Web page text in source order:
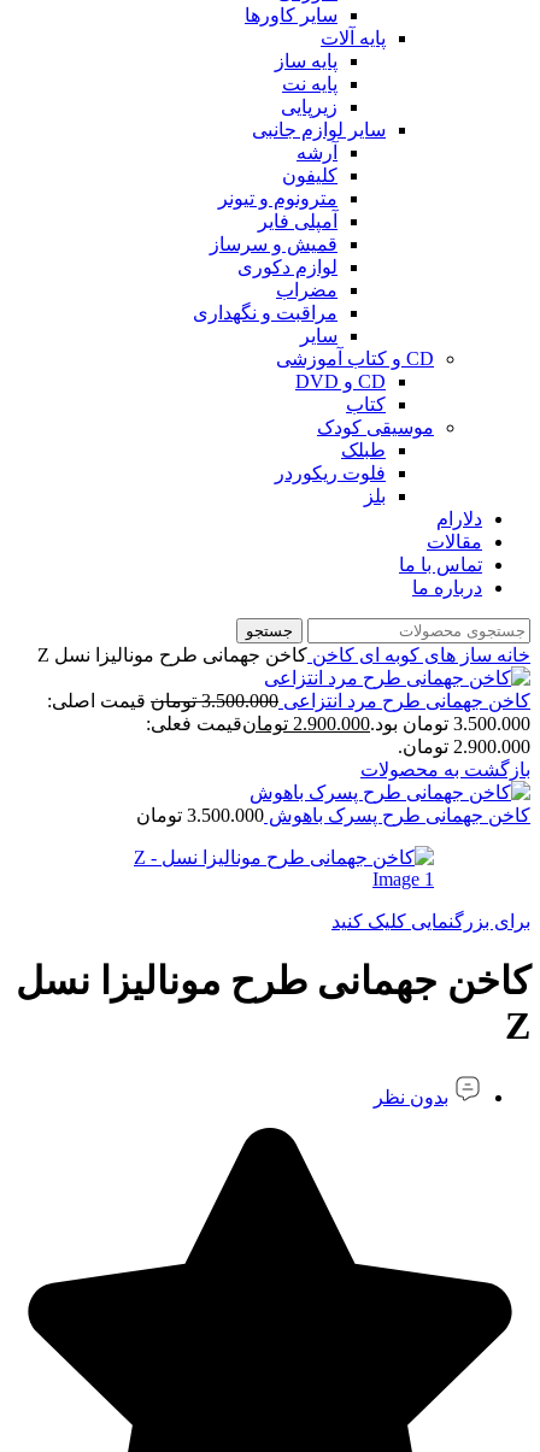
سایر کاورها
پایه آلات
پایه ساز
پایه نت
زیرپایی
سایر لوازم جانبی
آرشه
کلیفون
مترونوم و تیونر
آمپلی فایر
قمیش و سرساز
لوازم دکوری
مضراب
مراقبت و نگهداری
سایر
CD و کتاب آموزشی
CD و DVD
کتاب
موسیقی کودک
طبلک
فلوت ریکوردر
بلز
دلارام
مقالات
تماس با ما
درباره ما
جستجو
خانه ساز های کوبه ای کاخن کاخن جهمانی طرح مونالیزا نسل Z
کاخن جهمانی طرح مرد انتزاعی 3.500.000 تومان قیمت اصلی:
3.500.000 تومان بود.
2.900.000 تومانقیمت فعلی:
2.900.000 تومان.
بازگشت به محصولات
کاخن جهمانی طرح پسرک باهوش 3.500.000 تومان
برای بزرگنمایی کلیک کنید
کاخن جهمانی طرح مونالیزا نسل
Z
بدون نظر